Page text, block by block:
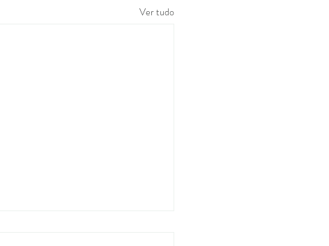
Ver tudo